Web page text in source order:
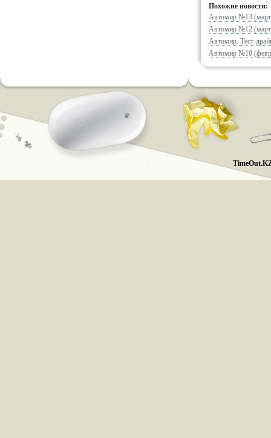
Похожие новости:
Автомир №13
Автомир №12
Автомир. Тест-
Автомир №10